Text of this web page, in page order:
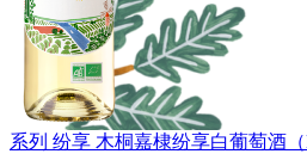
系列 纷享 木桐嘉棣纷享白葡萄酒（